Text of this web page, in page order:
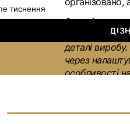
Зверніть
освітлення,
деталі
через
особливості